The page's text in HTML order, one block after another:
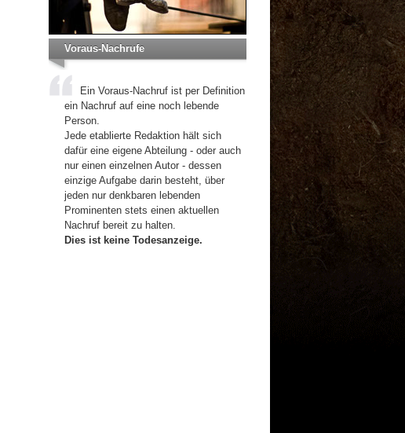
Voraus-Nachrufe
Ein Voraus-Nachruf ist per Definition
ein Nachruf auf eine noch lebende
Person.
Jede etablierte Redaktion hält sich
dafür eine eigene Abteilung - oder auch
nur einen einzelnen Autor - dessen
einzige Aufgabe darin besteht, über
jeden nur denkbaren lebenden
Prominenten stets einen aktuellen
Nachruf bereit zu halten.
Dies ist keine Todesanzeige.